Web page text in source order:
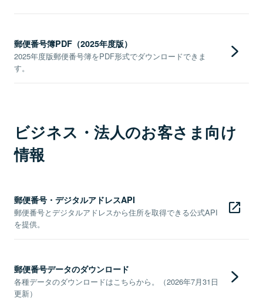
郵便番号簿PDF（2025年度版）
2025年度版郵便番号簿をPDF形式でダウンロードできま
す。
ビジネス・法人のお客さま向け
情報
郵便番号・デジタルアドレスAPI
郵便番号とデジタルアドレスから住所を取得できる公式API
を提供。
郵便番号データのダウンロード
各種データのダウンロードはこちらから。（2026年7月31日
更新）